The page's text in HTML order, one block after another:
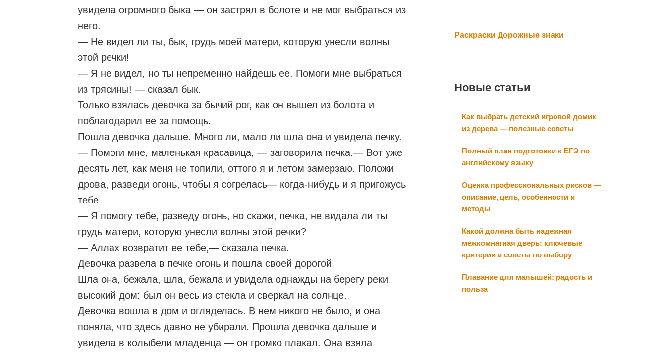
увидела огромного быка — он застрял в болоте и не мог выбраться из
него.
— Не видел ли ты, бык, грудь моей матери, которую унесли волны
этой речки!
— Я не видел, но ты непременно найдешь ее. Помоги мне выбраться
из трясины! — сказал бык.
Только взялась девочка за бычий рог, как он вышел из болота и
поблагодарил ее за помощь.
Пошла девочка дальше. Много ли, мало ли шла она и увидела печку.
— Помоги мне, маленькая красавица, — заговорила печка.— Вот уже
десять лет, как меня не топили, оттого я и летом замерзаю. Положи
дрова, разведи огонь, чтобы я согрелась— когда-нибудь и я пригожусь
тебе.
— Я помогу тебе, разведу огонь, но скажи, печка, не видала ли ты
грудь матери, которую унесли волны этой речки?
— Аллах возвратит ее тебе,— сказала печка.
Девочка развела в печке огонь и пошла своей дорогой.
Шла она, бежала, шла, бежала и увидела однажды на берегу реки
высокий дом: был он весь из стекла и сверкал на солнце.
Девочка вошла в дом и огляделась. В нем никого не было, и она
поняла, что здесь давно не убирали. Прошла девочка дальше и
увидела в колыбели младенца — он громко плакал. Она взяла
Раскраски Дорожные знаки
Новые статьи
Как выбрать детский игровой домик
из дерева — полезные советы
Полный план подготовки к ЕГЭ по
английскому языку
Оценка профессиональных рисков —
описание, цель, особенности и
методы
Какой должна быть надежная
межкомнатная дверь: ключевые
критерии и советы по выбору
Плавание для малышей: радость и
польза